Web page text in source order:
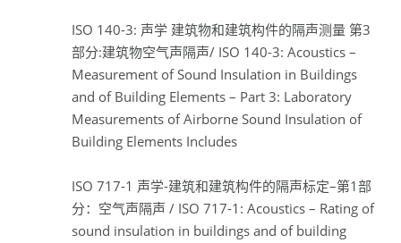
ISO 140-3: 声学 建筑物和建筑构件的隔声测量 第3
部分:建筑物空气声隔声/ ISO 140-3: Acoustics –
Measurement of Sound Insulation in Buildings
and of Building Elements – Part 3: Laboratory
Measurements of Airborne Sound Insulation of
Building Elements Includes
ISO 717-1 声学-建筑和建筑构件的隔声标定–第1部
分：空气声隔声 / ISO 717-1: Acoustics – Rating of
sound insulation in buildings and of building